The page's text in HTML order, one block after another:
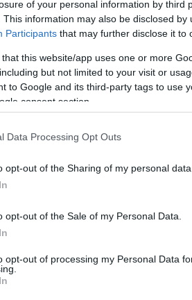
of your personal information by third
This information may also be disclosed
Participants that may further disclose it to
that this website/app uses one or more
but not limited to your visit or
to Google and its third-party tags to use
consent section.
Data Processing Opt Outs
opt-out of the Sharing of my personal data.
opt-out of the Sale of my Personal Data.
opt-out of processing my Personal Data
Vu Nere devono ora
nigeriano Ekpe Udoh, che
al ginocchio sinistro.